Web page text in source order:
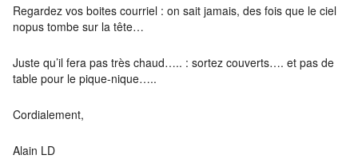
Regardez vos boites courriel : on sait jamais, des fois que le ciel
nopus tombe sur la tête…
Juste qu’il fera pas très chaud….. : sortez couverts…. et pas de
table pour le pique-nique…..
Cordialement,
Alain LD